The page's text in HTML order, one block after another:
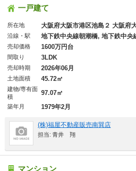
一戸建て
所在地 大阪府大阪市港区池島２ 大阪府
沿線・駅 地下鉄中央線朝潮橋, 地下鉄中央
売却価格 1600万円台
間取り 3LDK
売却時期 2026年06月
土地面積 45.72㎡
建物/専有面
積
97.07㎡
築年月 1979年2月
(株)福屋不動産販売南巽店
担当: 青井 翔
マンション